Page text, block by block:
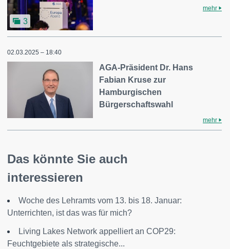
3
mehr
02.03.2025 – 18:40
AGA-Präsident Dr. Hans
Fabian Kruse zur
Hamburgischen
Bürgerschaftswahl
mehr
Das könnte Sie auch
interessieren
Woche des Lehramts vom 13. bis 18. Januar:
Unterrichten, ist das was für mich?
Living Lakes Network appelliert an COP29:
Feuchtgebiete als strategische...